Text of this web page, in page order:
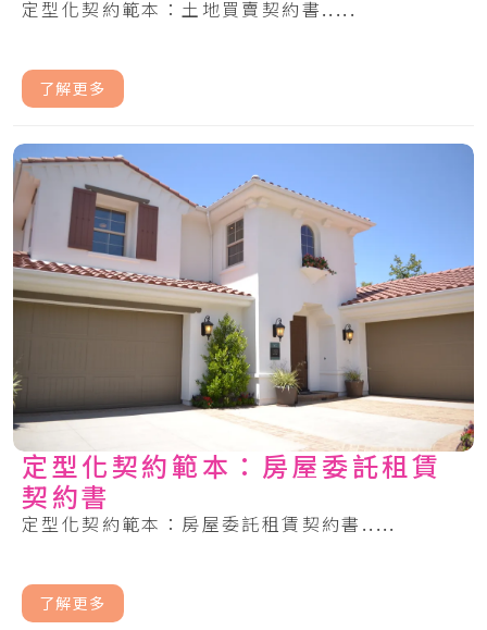
定型化契約範本：土地買賣契約書.....
了解更多
定型化契約範本：房屋委託租賃
契約書
定型化契約範本：房屋委託租賃契約書.....
了解更多